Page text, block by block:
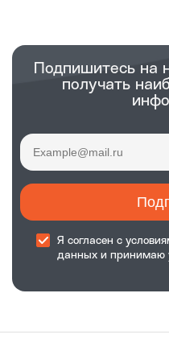
Подпишитесь на
получать
Я согласен с
данных и принимаю